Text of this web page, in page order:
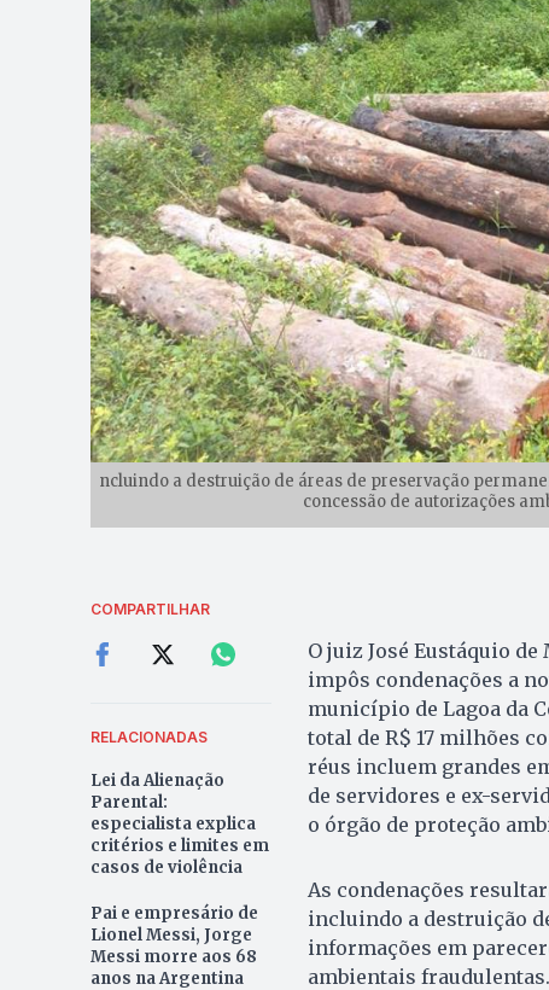
ncluindo a destruição de áreas de preservação
concessão de autorizações
COMPARTILHAR
RELACIONADAS
Lei da Alienação
Parental:
especialista explica
critérios e limites em
casos de violência
Pai e empresário de
Lionel Messi, Jorge
Messi morre aos 68
anos na Argentina
O juiz José Eustáquio
impôs condenações a
município de Lagoa da
total de R$ 17 milhões
réus incluem grandes
de servidores e ex-
o órgão de proteção
As condenações
incluindo a destruição
informações em
ambientais